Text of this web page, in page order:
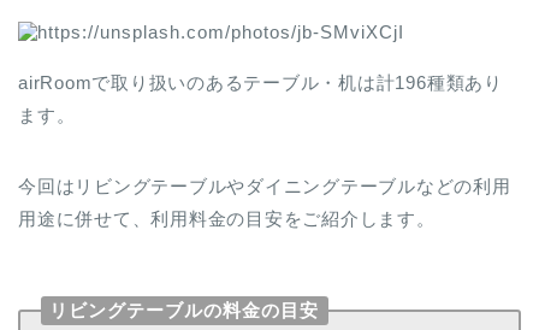
airRoomで取り扱いのあるテーブル・机は計196種類あり
ます。
今回はリビングテーブルやダイニングテーブルなどの利用
用途に併せて、利用料金の目安をご紹介します。
リビングテーブルの料金の目安